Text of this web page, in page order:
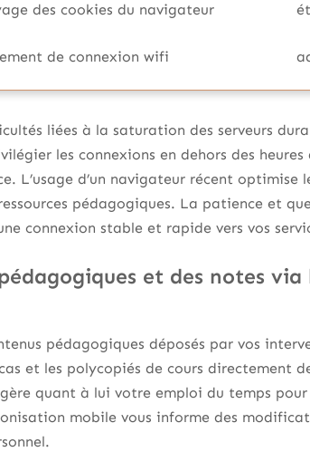
des cookies du navigateur
de connexion wifi
liées à la saturation des serveurs
les connexions en dehors des
L’usage d’un navigateur récent optimise
pédagogiques. La patience et
connexion stable et rapide vers vos
et des notes via
pédagogiques déposés par vos
et les polycopiés de cours directement
gère quant à lui votre emploi du temps
mobile vous informe des